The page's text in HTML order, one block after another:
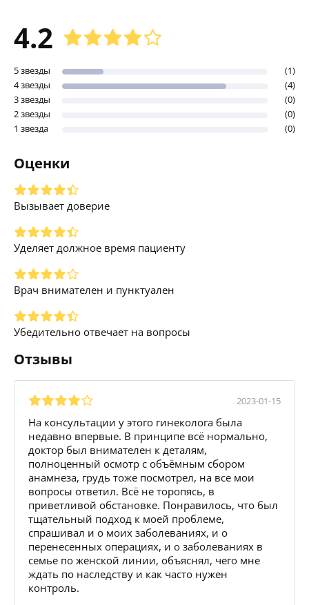
4.2
5 звезды
(1)
4 звезды
(4)
3 звезды
(0)
2 звезды
(0)
1 звезда
(0)
Оценки
Вызывает доверие
Уделяет должное время пациенту
Врач внимателен и пунктуален
Убедительно отвечает на вопросы
Отзывы
2023-01-15
На консультации у этого гинеколога была
недавно впервые. В принципе всё нормально,
доктор был внимателен к деталям,
полноценный осмотр с объёмным сбором
анамнеза, грудь тоже посмотрел, на все мои
вопросы ответил. Всё не торопясь, в
приветливой обстановке. Понравилось, что был
тщательный подход к моей проблеме,
спрашивал и о моих заболеваниях, и о
перенесенных операциях, и о заболеваниях в
семье по женской линии, объяснял, чего мне
ждать по наследству и как часто нужен
контроль.